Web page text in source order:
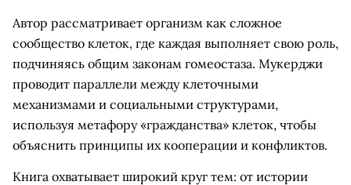
Автор рассматривает организм как сложное
сообщество клеток, где каждая выполняет свою роль,
подчиняясь общим законам гомеостаза. Мукерджи
проводит параллели между клеточными
механизмами и социальными структурами,
используя метафору «гражданства» клеток, чтобы
объяснить принципы их кооперации и конфликтов.
Книга охватывает широкий круг тем: от истории